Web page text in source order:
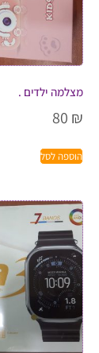
מצלמה ילדים .
80 ₪
הוספה לסל